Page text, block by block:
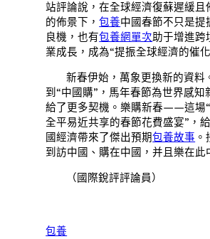
站評論說，在全球經濟復蘇遲緩且
的佈景下，包養中國春節不只是提
良機，也有包養網單次助于增進跨
業成長，成為“提振全球經濟的催化
新春伊始，萬象更換新的資料
到“中國購”，馬年春節為世界感知
給了更多契機。樂購新春——這場“
全平易近共享的春節花費盛宴”，
國經濟帶來了傑出預期包養故事
到訪中國、購在中國，并且樂在此
（國際銳評評論員）
包養